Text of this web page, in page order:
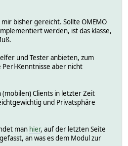
bisher gereicht. Sollte OMEMO
werden, ist das klasse,
und Tester anbieten, zum
Kenntnisse aber nicht
Clients in letzter Zeit
und Privatsphäre
man hier, auf der letzten Seite
an was es dem Modul zur